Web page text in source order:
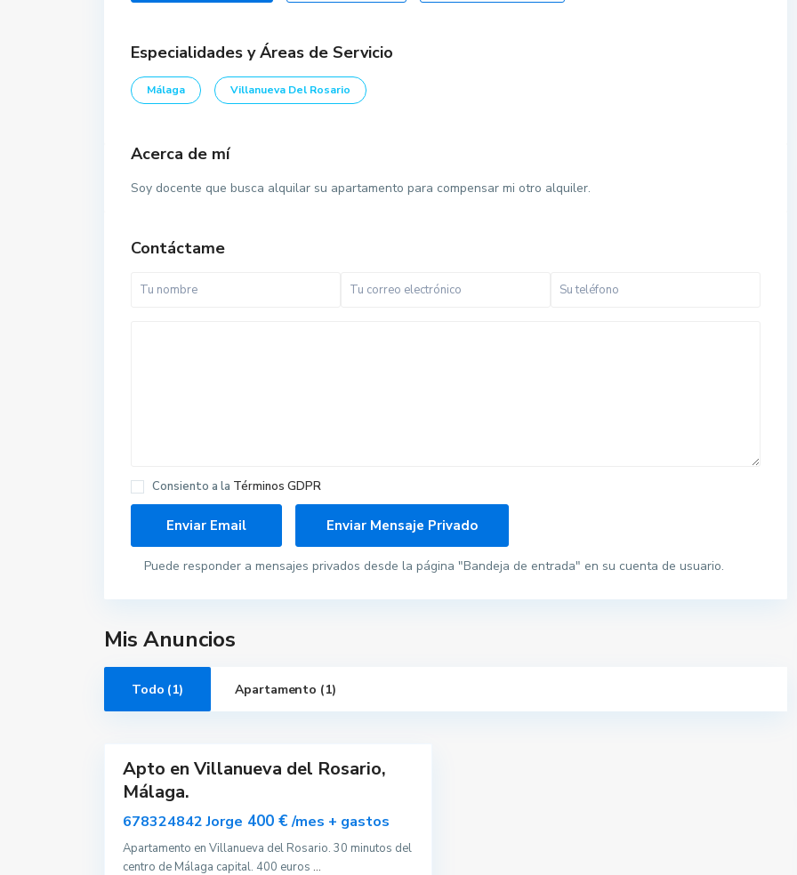
Especialidades y Áreas de Servicio
Málaga Villanueva Del Rosario
Acerca de mí
Soy docente que busca alquilar su apartamento para compensar mi otro alquiler.
Contáctame
Consiento a la Términos GDPR
Puede responder a mensajes privados desde la página "Bandeja de entrada" en su cuenta de usuario.
Mis Anuncios
Todo (1) Apartamento (1)
V
e
l
o
Apto en Villanueva del Rosario,
Málaga.
678324842 Jorge 400 €/mes + gastos
Apartamento en Villanueva del Rosario. 30 minutos del
centro de Málaga capital. 400 euros ...
Contacta con nosotros